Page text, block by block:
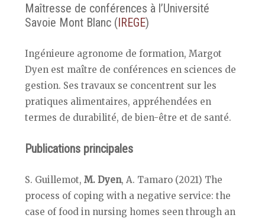
Maîtresse de conférences à l’Université
Savoie Mont Blanc (IREGE)
Ingénieure agronome de formation, Margot
Dyen est maître de conférences en sciences de
gestion. Ses travaux se concentrent sur les
pratiques alimentaires, appréhendées en
termes de durabilité, de bien-être et de santé.
Publications principales
S. Guillemot, M. Dyen, A. Tamaro (2021) The
process of coping with a negative service: the
case of food in nursing homes seen through an